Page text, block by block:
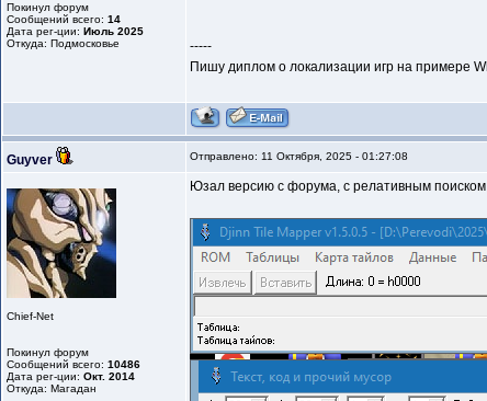
Покинул форум
Сообщений всего: 14
Дата рег-ции: Июль 2025
Откуда: Подмосковье
-----
Пишу диплом о локализации игр на примере
Guyver Отправлено: 11 Октября, 2025 - 01:27:08
Chief-Net
Покинул форум
Сообщений всего: 10486
Дата рег-ции: Окт. 2014
Откуда: Магадан
Юзал версию с форума, с релативным поиском